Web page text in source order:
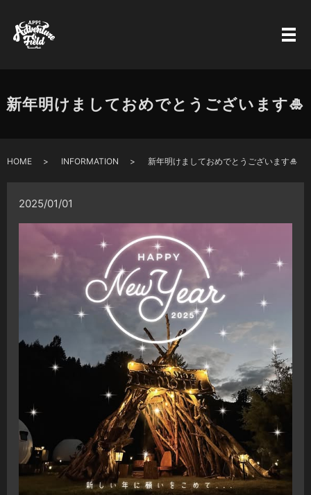
新年明けましておめでとうございます🎍
HOME INFORMATION 新年明けましておめでとうございます🎍
2025/01/01